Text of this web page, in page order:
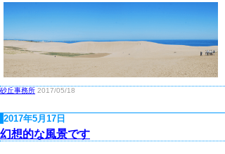
砂丘事務所 2017/05/18
2017年5月17日
幻想的な風景です